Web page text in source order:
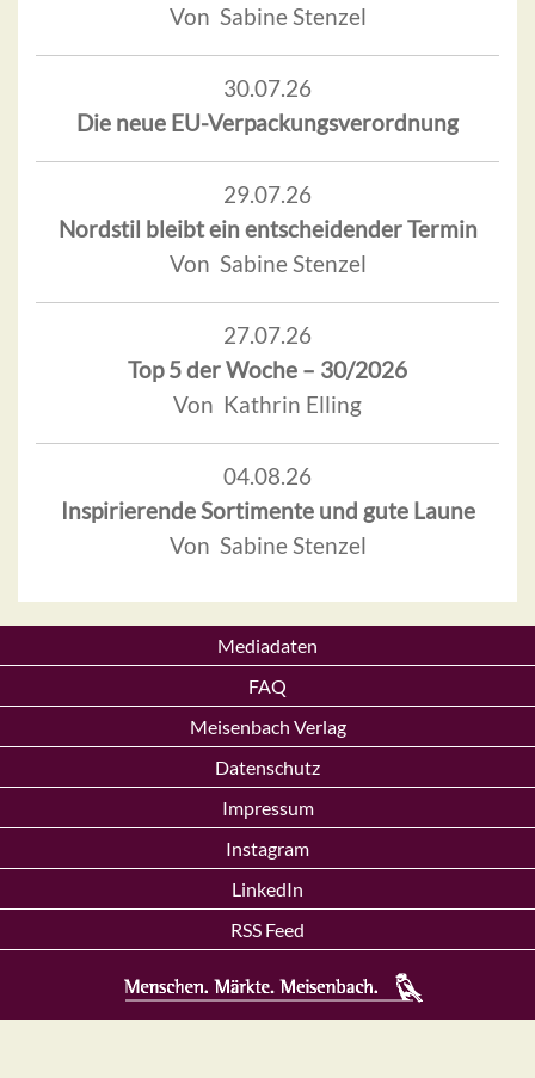
Von Sabine Stenzel
30.07.26
Die neue EU-Verpackungsverordnung
29.07.26
Nordstil bleibt ein entscheidender Termin
Von Sabine Stenzel
27.07.26
Top 5 der Woche – 30/2026
Von Kathrin Elling
04.08.26
Inspirierende Sortimente und gute Laune
Von Sabine Stenzel
Mediadaten
FAQ
Meisenbach Verlag
Datenschutz
Impressum
Instagram
LinkedIn
RSS Feed